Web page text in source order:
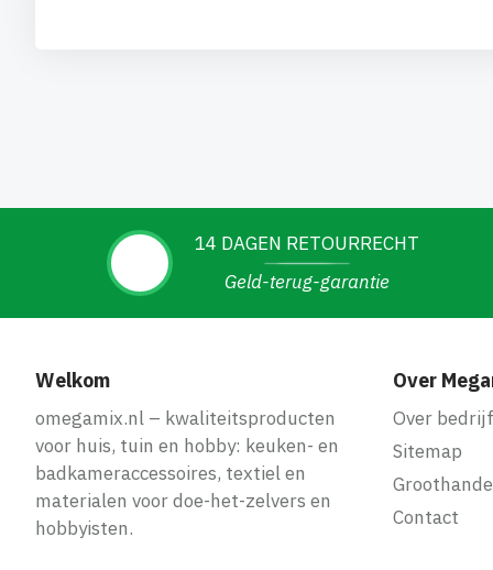
14 DAGEN RETOURRECHT
Geld-terug-garantie
Welkom
omegamix.nl – kwaliteitsproducten
voor huis, tuin en hobby: keuken- en
badkameraccessoires, textiel en
materialen voor doe-het-zelvers en
hobbyisten.
Over
Over bedrijf
Sitemap
Contact